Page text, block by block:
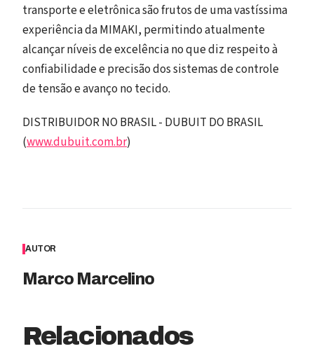
transporte e eletrônica são frutos de uma vastíssima
experiência da MIMAKI, permitindo atualmente
alcançar níveis de excelência no que diz respeito à
confiabilidade e precisão dos sistemas de controle
de tensão e avanço no tecido.
DISTRIBUIDOR NO BRASIL - DUBUIT DO BRASIL
(www.dubuit.com.br)
AUTOR
Marco Marcelino
Relacionados